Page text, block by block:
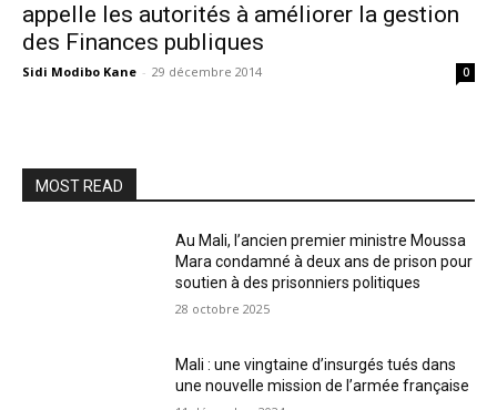
appelle les autorités à améliorer la gestion
des Finances publiques
Sidi Modibo Kane - 29 décembre 2014 0
MOST READ
Au Mali, l’ancien premier ministre Moussa
Mara condamné à deux ans de prison pour
soutien à des prisonniers politiques
28 octobre 2025
Mali : une vingtaine d’insurgés tués dans
une nouvelle mission de l’armée française